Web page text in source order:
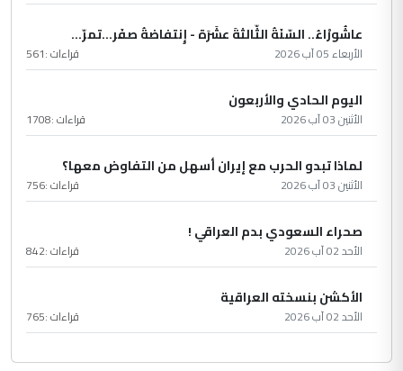
عاشُورْاءُ.. السّنَةُ الثّالثةَ عشَرَة - إِنتفاضةُ صفَر…تمرّ...
الأربعاء 05 آب 2026 قراءات :561
اليوم الحادي والأربعون
الأثنين 03 آب 2026 قراءات :1708
لماذا تبدو الحرب مع إيران أسهل من التفاوض معها؟
الأثنين 03 آب 2026 قراءات :756
صحراء السعودي بدم العراقي !
الأحد 02 آب 2026 قراءات :842
الأكشن بنسخته العراقية
الأحد 02 آب 2026 قراءات :765